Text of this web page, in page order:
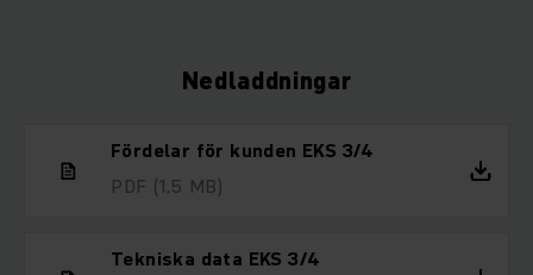
Nedladdningar
Fördelar för kunden EKS 3/4
PDF (1,5 MB)
Tekniska data EKS 3/4